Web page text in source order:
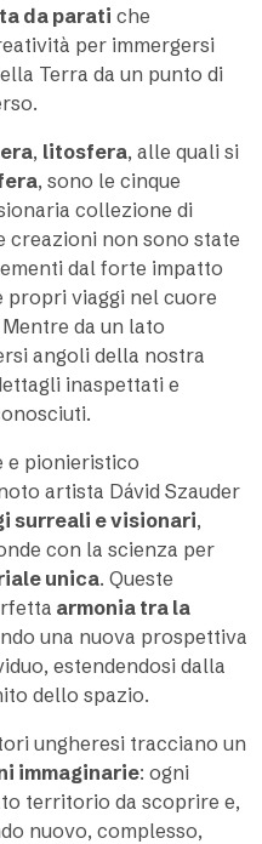
da parati che
per immergersi
Terra da un punto di
, litosfera, alle quali si
, sono le cinque
collezione di
creazioni non sono state
dal forte impatto
propri viaggi nel cuore
da un lato
angoli della nostra
inaspettati e
e pionieristico
artista Dávid Szauder
surreali e visionari,
con la scienza per
unica. Queste
armonia tra la
una nuova prospettiva
estendendosi dalla
dello spazio.
ungheresi tracciano un
immaginarie: ogni
territorio da scoprire e,
nuovo, complesso,